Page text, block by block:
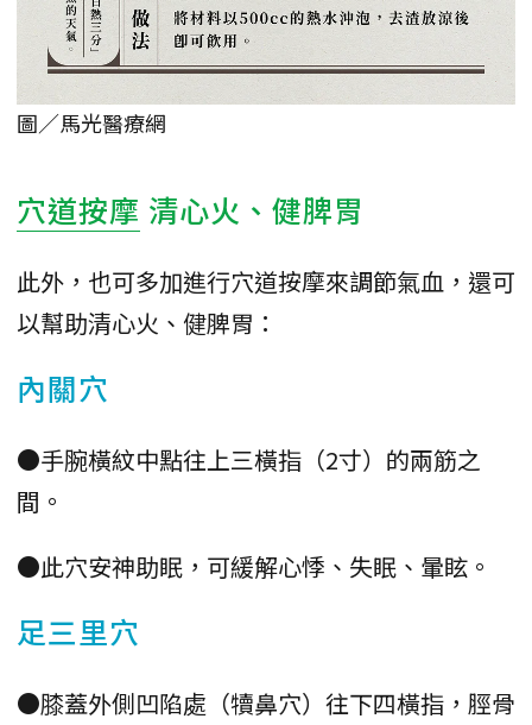
圖／馬光醫療網
穴道按摩 清心火、健脾胃
此外，也可多加進行穴道按摩來調節氣血，還可
以幫助清心火、健脾胃：
內關穴
●手腕橫紋中點往上三橫指（2寸）的兩筋之
間。
●此穴安神助眠，可緩解心悸、失眠、暈眩。
足三里穴
●膝蓋外側凹陷處（犢鼻穴）往下四橫指，脛骨